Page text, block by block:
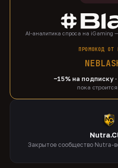
AI-аналитика спроса на iGaming
ПРОМОКОД ОТ
−15% на подписку
пока
Закрытое сообщество Nutra-